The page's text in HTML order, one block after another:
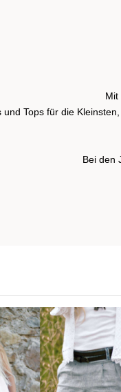
Mit
und Tops für die
Bei den